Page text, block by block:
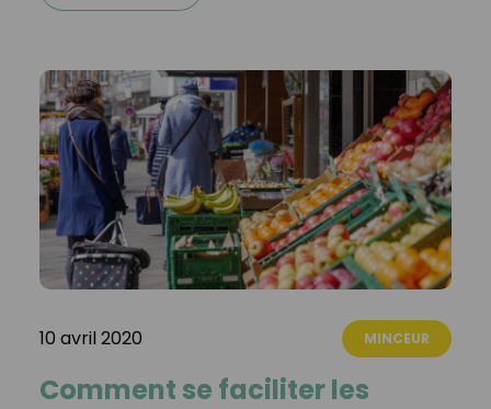
10 avril 2020 MINCEUR
Comment se faciliter les